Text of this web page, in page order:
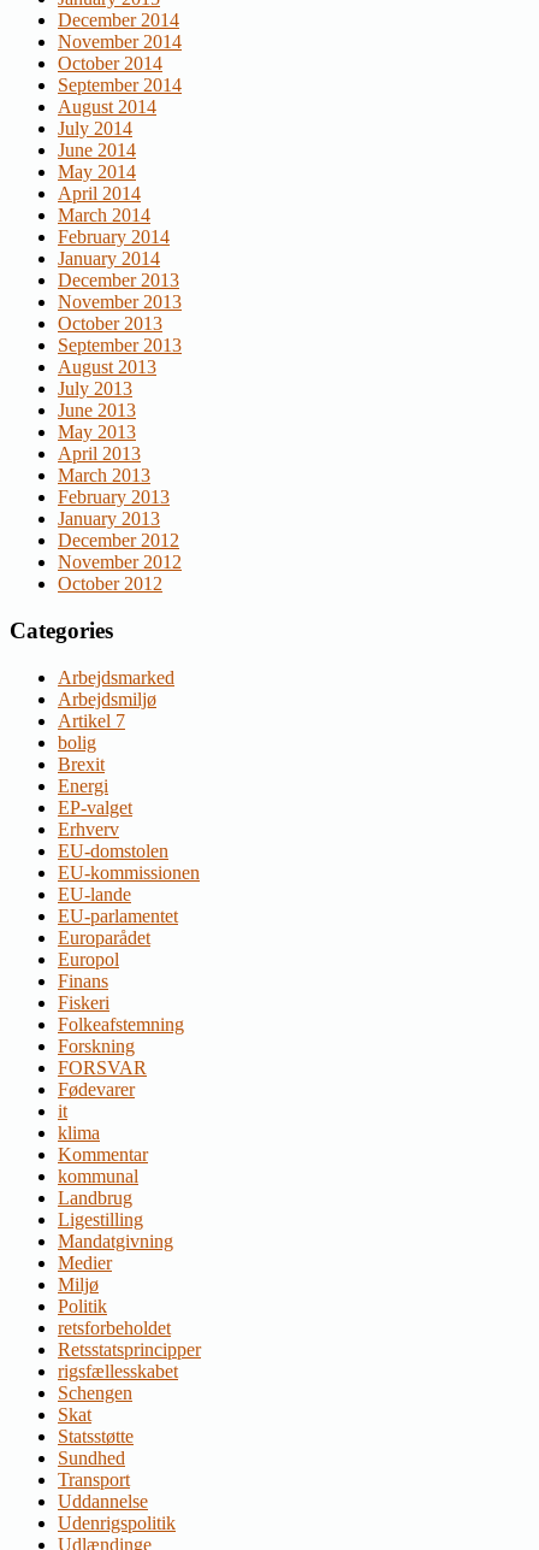
December 2014
November 2014
October 2014
September 2014
August 2014
July 2014
June 2014
May 2014
April 2014
March 2014
February 2014
January 2014
December 2013
November 2013
October 2013
September 2013
August 2013
July 2013
June 2013
May 2013
April 2013
March 2013
February 2013
January 2013
December 2012
November 2012
October 2012
Categories
Arbejdsmarked
Arbejdsmiljø
Artikel 7
bolig
Brexit
Energi
EP-valget
Erhverv
EU-domstolen
EU-kommissionen
EU-lande
EU-parlamentet
Europarådet
Europol
Finans
Fiskeri
Folkeafstemning
Forskning
FORSVAR
Fødevarer
it
klima
Kommentar
kommunal
Landbrug
Ligestilling
Mandatgivning
Medier
Miljø
Politik
retsforbeholdet
Retsstatsprincipper
rigsfællesskabet
Schengen
Skat
Statsstøtte
Sundhed
Transport
Uddannelse
Udenrigspolitik
Udlændinge